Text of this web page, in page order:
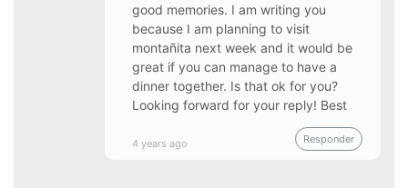
good memories. I am writing you
because I am planning to visit
montañita next week and it would be
great if you can manage to have a
dinner together. Is that ok for you?
Looking forward for your reply! Best
4 years ago Responder